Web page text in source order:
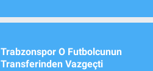
Trabzonspor O Futbolcunun
Transferinden Vazgeçti